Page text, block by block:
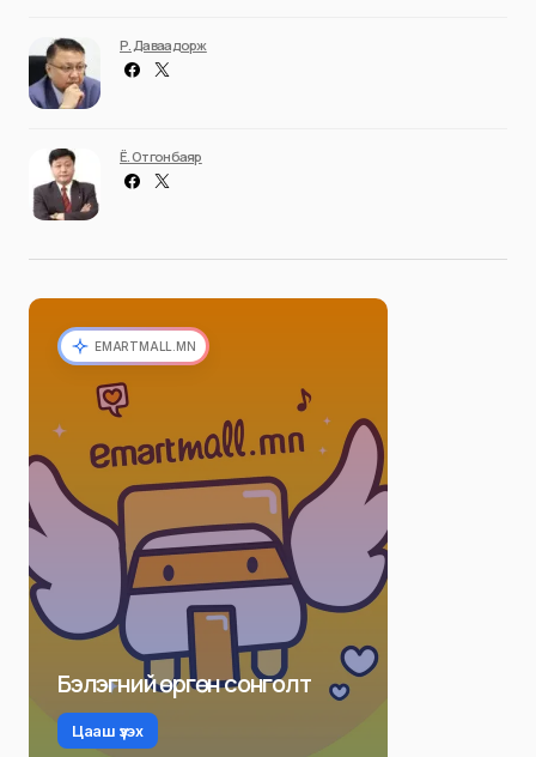
Р. Даваадорж
Ё. Отгонбаяр
EMARTMALL.MN
Бэлэгний өргөн сонголт
Цааш үзэх